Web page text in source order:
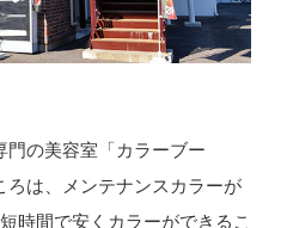
の美容室「カラーブー
は、メンテナンスカラーが
時間で安くカラーができるこ